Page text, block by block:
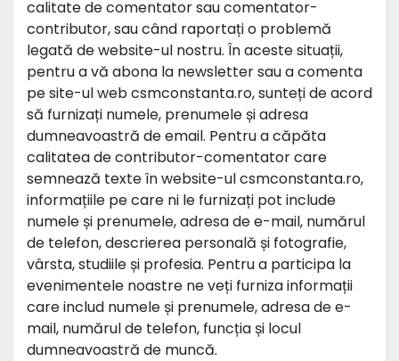
calitate de comentator sau comentator-
contributor, sau când raportați o problemă
legată de website-ul nostru. În aceste situații,
pentru a vă abona la newsletter sau a comenta
pe site-ul web csmconstanta.ro, sunteți de acord
să furnizați numele, prenumele și adresa
dumneavoastră de email. Pentru a căpăta
calitatea de contributor-comentator care
semnează texte în website-ul csmconstanta.ro,
informațiile pe care ni le furnizați pot include
numele și prenumele, adresa de e-mail, numărul
de telefon, descrierea personală și fotografie,
vârsta, studiile și profesia. Pentru a participa la
evenimentele noastre ne veți furniza informații
care includ numele și prenumele, adresa de e-
mail, numărul de telefon, funcția și locul
dumneavoastră de muncă.